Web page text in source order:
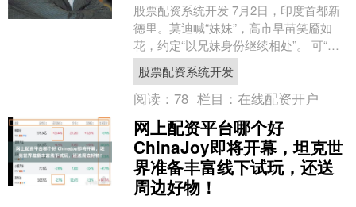
股票配资系统开发 7月2日，印度首都新
德里。莫迪喊“妹妹”，高市早苗笑靥如
花，约定“以兄妹身份继续相处”。 可“兄
妹相称”不到半个月，印度和日本就翻脸
了。 7月....
股票配资系统开发
阅读：78 栏目：在线配资开户
网上配资平台哪个好
ChinaJoy即将开幕，坦克世
界准备丰富线下试玩，还送
周边好物！